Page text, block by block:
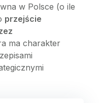
w Polsce (o ile
przejście
ma charakter